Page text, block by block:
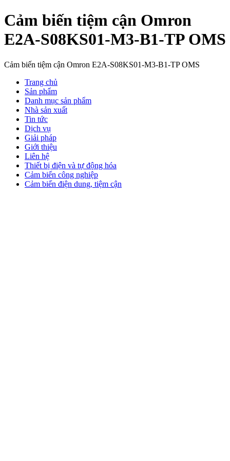
Cảm biến tiệm cận Omron
E2A-S08KS01-M3-B1-TP OMS
Cảm biến tiệm cận Omron E2A-S08KS01-M3-B1-TP OMS
Trang chủ
Sản phẩm
Danh mục sản phẩm
Nhà sản xuất
Tin tức
Dịch vụ
Giải pháp
Giới thiệu
Liên hệ
Thiết bị điện và tự động hóa
Cảm biến công nghiệp
Cảm biến điện dung, tiệm cận